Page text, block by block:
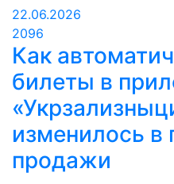
22.06.2026
2096
Как
билеты в
изменилось в
продажи